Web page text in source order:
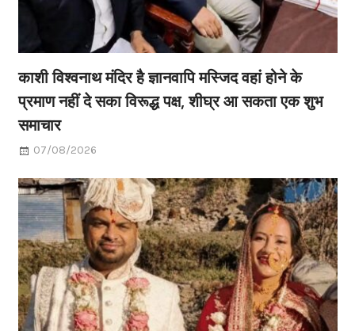
काशी विश्वनाथ मंदिर है ज्ञानवापि मस्जिद वहां होने के
प्रमाण नहीं दे सका विरूद्ध पक्ष, शीघ्र आ सकता एक शुभ
समाचार
07/08/2026